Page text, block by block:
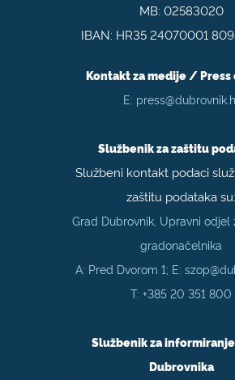
MB: 02583020
IBAN: HR35 24070001
Kontakt za medije /
E:
Službenik za zaštitu
Službeni kontakt podaci
zaštitu podataka su:
Grad Dubrovnik, Upravni odjel
gradonačelnika
A: Pred Dvorom 1; E:
T:+385 20 351 800
Službenik za
Dubrovnika